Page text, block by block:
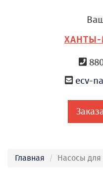
ecv-
Главная Насосы для